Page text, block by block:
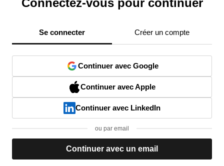
Connectez-vous pour continuer
Se connecter Créer un compte
Continuer avec Google
Continuer avec Apple
Continuer avec LinkedIn
ou par email
Continuer avec un email